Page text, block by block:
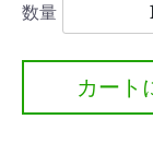
数量
カート